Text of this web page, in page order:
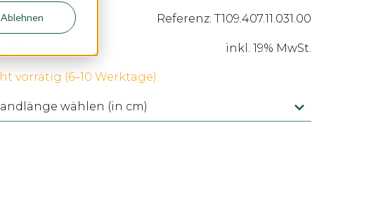
Ablehnen Referenz: T109.407.11.031.00
inkl. 19% MwSt.
vorrätig (6–10 Werktage)
wählen (in cm)